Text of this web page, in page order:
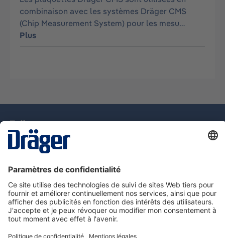
combinaison avec les systèmes Dräger CMS
(Chip Measurement System) pour les mesu…
Plus
pour la vie
Assistance téléphonique
A propos de Dräger
Information